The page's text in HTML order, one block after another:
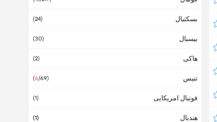
بسکتبال (24)
بیسبال (30)
هاکی (2)
تنیس (6/69)
فوتبال امریکایی (1)
هندبال (1)